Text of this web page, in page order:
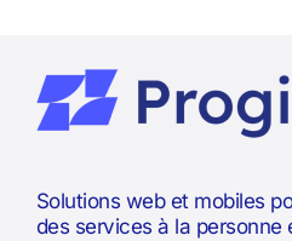
Solutions web et mobiles
des services à la personne